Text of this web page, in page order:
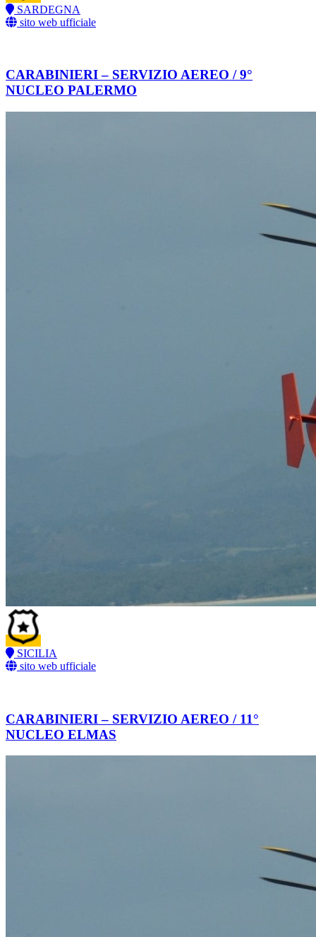
SARDEGNA
sito web ufficiale
CARABINIERI – SERVIZIO AEREO / 9°
NUCLEO PALERMO
SICILIA
sito web ufficiale
CARABINIERI – SERVIZIO AEREO / 11°
NUCLEO ELMAS